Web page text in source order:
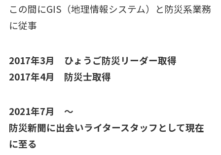
この間にGIS（地理情報システム）と防災系業務
に従事
2017年3月 ひょうご防災リーダー取得
2017年4月 防災士取得
2021年7月 ～
防災新聞に出会いライタースタッフとして現在
に至る